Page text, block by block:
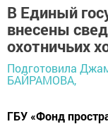
В Единый
внесены
охотничьих
Подготовила
БАЙРАМОВА,
ГБУ «Фонд